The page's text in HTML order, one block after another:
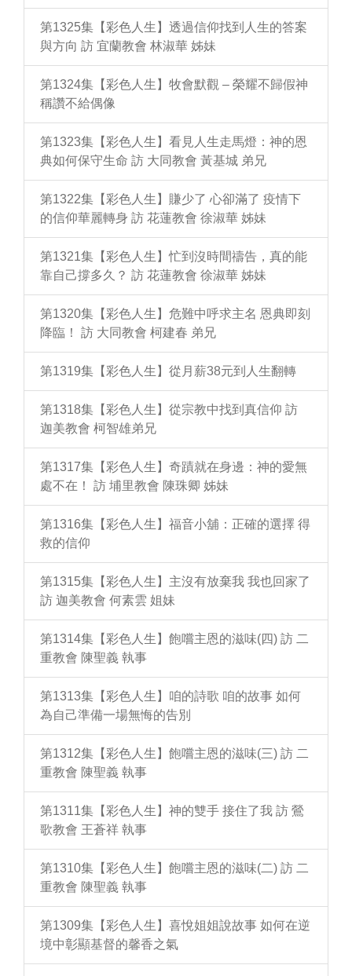
第1325集【彩色人生】透過信仰找到人生的答案
與方向 訪 宜蘭教會 林淑華 姊妹
第1324集【彩色人生】牧會默觀 – 榮耀不歸假神
稱讚不給偶像
第1323集【彩色人生】看見人生走馬燈：神的恩
典如何保守生命 訪 大同教會 黃基城 弟兄
第1322集【彩色人生】賺少了 心卻滿了 疫情下
的信仰華麗轉身 訪 花蓮教會 徐淑華 姊妹
第1321集【彩色人生】忙到沒時間禱告，真的能
靠自己撐多久？ 訪 花蓮教會 徐淑華 姊妹
第1320集【彩色人生】危難中呼求主名 恩典即刻
降臨！ 訪 大同教會 柯建春 弟兄
第1319集【彩色人生】從月薪38元到人生翻轉
第1318集【彩色人生】從宗教中找到真信仰 訪
迦美教會 柯智雄弟兄
第1317集【彩色人生】奇蹟就在身邊：神的愛無
處不在！ 訪 埔里教會 陳珠卿 姊妹
第1316集【彩色人生】福音小舖：正確的選擇 得
救的信仰
第1315集【彩色人生】主沒有放棄我 我也回家了
訪 迦美教會 何素雲 姐妹
第1314集【彩色人生】飽嚐主恩的滋味(四) 訪 二
重教會 陳聖義 執事
第1313集【彩色人生】咱的詩歌 咱的故事 如何
為自己準備一場無悔的告別
第1312集【彩色人生】飽嚐主恩的滋味(三) 訪 二
重教會 陳聖義 執事
第1311集【彩色人生】神的雙手 接住了我 訪 鶯
歌教會 王蒼祥 執事
第1310集【彩色人生】飽嚐主恩的滋味(二) 訪 二
重教會 陳聖義 執事
第1309集【彩色人生】喜悅姐姐說故事 如何在逆
境中彰顯基督的馨香之氣